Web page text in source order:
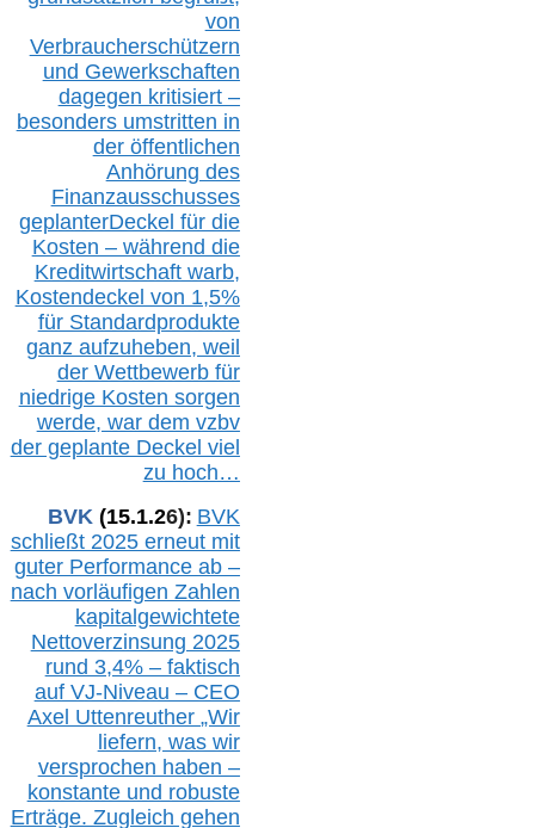
von
Verbraucherschützern
und Gewerkschaften
dagegen kritisiert –
besonders umstritten in
der öffentlichen
Anhörung des
Finanzausschusses
geplanterDeckel für die
Kosten – während die
Kreditwirtschaft warb,
Kostendeckel von 1,5%
für Standardprodukte
ganz aufzuheben, weil
der Wettbewerb für
niedrige Kosten sorgen
werde, war dem vzbv
der geplante Deckel viel
zu hoch…
BVK (15.1.26): BVK
schließt 2025 erneut mit
guter Performance ab –
nach vorläufigen Zahlen
kapitalgewichtete
Nettoverzinsung 2025
rund 3,4% – faktisch
auf VJ-Niveau – CEO
Axel Uttenreuther „Wir
liefern, was wir
versprochen haben –
konstante und robuste
Erträge. Zugleich gehen